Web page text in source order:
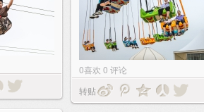
0喜欢 0 评论
转贴